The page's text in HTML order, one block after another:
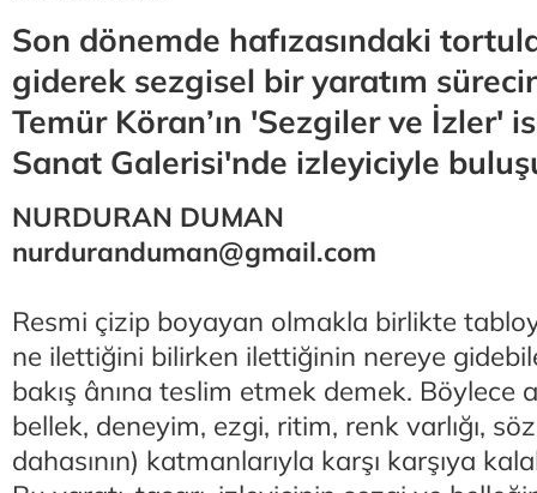
Son dönemde hafızasındaki
giderek sezgisel bir yaratım
Temür Köran’ın 'Sezgiler ve İzler'
Sanat Galerisi'nde izleyiciyle
NURDURAN DUMAN
nurduranduman@gmail.com
Resmi çizip boyayan olmakla birlikte
ne ilettiğini bilirken ilettiğinin nereye
bakış ânına teslim etmek demek. Böylece
bellek, deneyim, ezgi, ritim, renk varlığı, söz
dahasının) katmanlarıyla karşı karşıya